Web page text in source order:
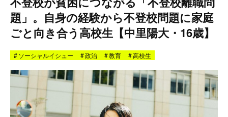
題」。自身の経験から不登校問題に家庭
ごと向き合う高校生【中里陽大・16歳】
#ソーシャルイシュー #政治 #教育 #高校生